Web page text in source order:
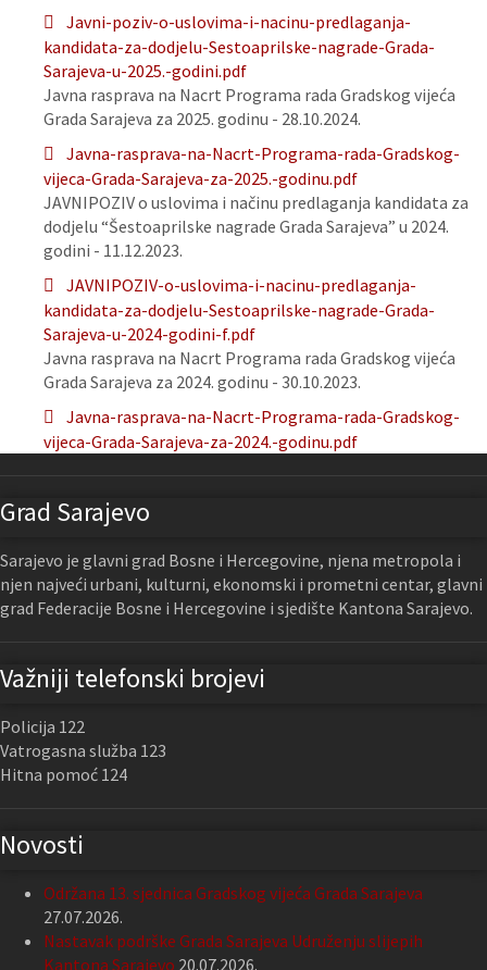
Javni-poziv-o-uslovima-i-nacinu-predlaganja-
kandidata-za-dodjelu-Sestoaprilske-nagrade-Grada-
Sarajeva-u-2025.-godini.pdf
Javna rasprava na Nacrt Programa rada Gradskog vijeća
Grada Sarajeva za 2025. godinu - 28.10.2024.
Javna-rasprava-na-Nacrt-Programa-rada-Gradskog-
vijeca-Grada-Sarajeva-za-2025.-godinu.pdf
JAVNIPOZIV o uslovima i načinu predlaganja kandidata za
dodjelu “Šestoaprilske nagrade Grada Sarajeva” u 2024.
godini - 11.12.2023.
JAVNIPOZIV-o-uslovima-i-nacinu-predlaganja-
kandidata-za-dodjelu-Sestoaprilske-nagrade-Grada-
Sarajeva-u-2024-godini-f.pdf
Javna rasprava na Nacrt Programa rada Gradskog vijeća
Grada Sarajeva za 2024. godinu - 30.10.2023.
Javna-rasprava-na-Nacrt-Programa-rada-Gradskog-
vijeca-Grada-Sarajeva-za-2024.-godinu.pdf
Grad Sarajevo
Sarajevo je glavni grad Bosne i Hercegovine, njena metropola i
njen najveći urbani, kulturni, ekonomski i prometni centar, glavni
grad Federacije Bosne i Hercegovine i sjedište Kantona Sarajevo.
Važniji telefonski brojevi
Policija 122
Vatrogasna služba 123
Hitna pomoć 124
Novosti
Održana 13. sjednica Gradskog vijeća Grada Sarajeva
27.07.2026.
Nastavak podrške Grada Sarajeva Udruženju slijepih
Kantona Sarajevo 20.07.2026.